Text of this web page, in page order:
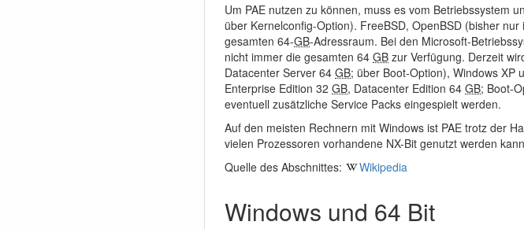
Um PAE nutzen zu können, muss es vom Betriebssystem
über Kernelconfig-Option). FreeBSD, OpenBSD (bisher
gesamten 64-GB-Adressraum. Bei den Microsoft-
nicht immer die gesamten 64 GB zur Verfügung. Derzeit
Datacenter Server 64 GB; über Boot-Option), Windows XP
Enterprise Edition 32 GB, Datacenter Edition 64 GB; Boot-
eventuell zusätzliche Service Packs eingespielt werden.
Auf den meisten Rechnern mit Windows ist PAE trotz der
vielen Prozessoren vorhandene NX-Bit genutzt werden
Quelle des Abschnittes:
Wikipedia
Windows und 64 Bit